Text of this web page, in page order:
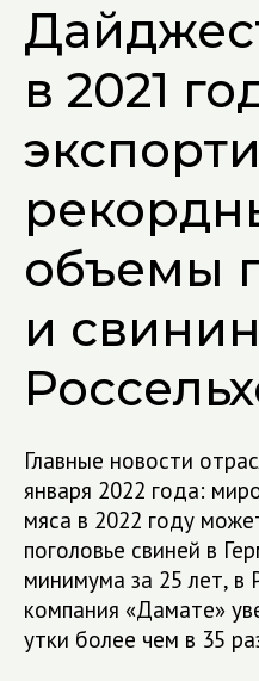
в 2021
объемы
и
Главные новости
января 2022 года:
мяса в 2022 году
поголовье свиней в
минимума за 25 лет, в
компания «Дамате»
утки более чем в 35